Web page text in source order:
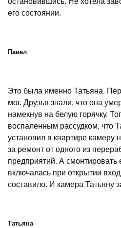
его состоянии.
Павел
Это была именно Татьяна.
мог. Друзья знали, что она
намекнув на белую горячку.
воспаленным рассудком, что
установил в квартире камеру
за ремонт от одного из
предприятий. А смонтировать
включалась при открытии
составило. И камера Татьяну
Татьяна